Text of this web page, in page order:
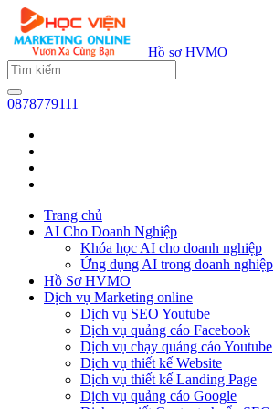
Hồ sơ HVMO
0878779111
Trang chủ
AI Cho Doanh Nghiệp
Khóa học AI cho doanh nghiệp
Ứng dụng AI trong doanh nghiệp
Hồ Sơ HVMO
Dịch vụ Marketing online
Dịch vụ SEO Youtube
Dịch vụ quảng cáo Facebook
Dịch vụ chạy quảng cáo Youtube
Dịch vụ thiết kế Website
Dịch vụ thiết kế Landing Page
Dịch vụ quảng cáo Google